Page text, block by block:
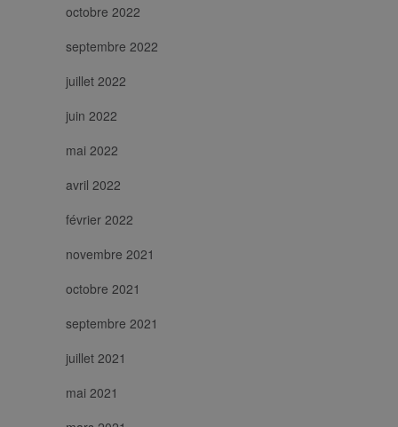
octobre 2022
septembre 2022
juillet 2022
juin 2022
mai 2022
avril 2022
février 2022
novembre 2021
octobre 2021
septembre 2021
juillet 2021
mai 2021